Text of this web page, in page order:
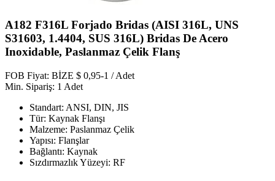
A182 F316L Forjado Bridas (AISI 316L, UNS
S31603, 1.4404, SUS 316L) Bridas De Acero
Inoxidable, Paslanmaz Çelik Flanş
FOB Fiyat: BİZE $ 0,95-1 / Adet
Min. Sipariş: 1 Adet
Standart: ANSI, DIN, JIS
Tür: Kaynak Flanşı
Malzeme: Paslanmaz Çelik
Yapısı: Flanşlar
Bağlantı: Kaynak
Sızdırmazlık Yüzeyi: RF